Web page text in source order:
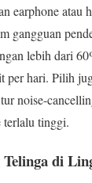
earphone atau
gangguan
lebih dari
per hari. Pilih
noise-
terlalu tinggi.
di